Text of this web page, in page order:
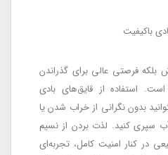
باکیفیت
بلکه فرصتی عالی برای گذراندن
استفاده از قایق‌های بادی
بدون نگرانی از خراب شدن یا
سپری کنید. لذت بردن از نسیم
در کنار امنیت کامل، تجربه‌ای